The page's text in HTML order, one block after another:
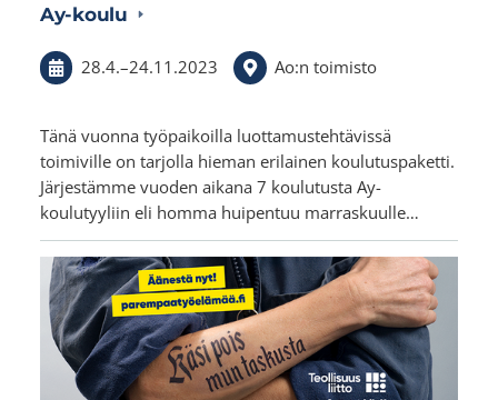
Ay-koulu
28.4.–24.11.2023 Ao:n toimisto
Tänä vuonna työpaikoilla luottamustehtävissä
toimiville on tarjolla hieman erilainen koulutuspaketti.
Järjestämme vuoden aikana 7 koulutusta Ay-
koulutyyliin eli homma huipentuu marraskuulle…